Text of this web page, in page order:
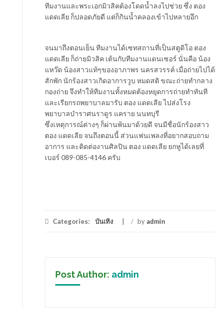
ทีมงานและพระเอกมิวสิคต้องโดดน้ำลงไปช่วย ซึ่ง ตอง
แดดเลีย ก็ปลอดภัยดี แต่ก็กินน้ำคลองเข้าไปหลายอึก
จนมาถึงตอนเย็น ทีมงานได้เซทสถานที่เป็นสตูดิโอ ตอง
แดดเลีย ก็ถ่ายมิวสิค เต้นกับทีมงานแดนเซอร์ นั่นคือ น้อง
แหว๊ด น้องสาวแท้ๆของอาภาพร นครสวรรค์ เมื่อถ่ายไปได้
สักพัก นักร้องสาวเกิดอาการวูบ หมดสติ ขณะถ่ายทำกลาง
กองถ่าย จึงทำให้ทีมงานทั้งหมดต้องหยุดการถ่ายทำทันที
และเรียกรถพยาบาลมารับ ตอง แดดเลีย ไปส่งโรง
พยาบาลบำราศนราดูร แคราย นนทบุรี
ซึ่งเหตุการณ์ต่างๆ ก็ผ่านพ้นมาด้วยดี จนมีชื่อนักร้องสาว
ตอง แดดเลีย จนถึงตอนนี้ ส่วนแฟนเพลงที่อยากสอบถาม
อาการ และติดต่องานศิลปิน ตอง แดดเลีย ยกหูได้เลยที่
เบอร์ 089-085-4146 ครับ
Categories: บันเทิง / by admin
Post Author: admin